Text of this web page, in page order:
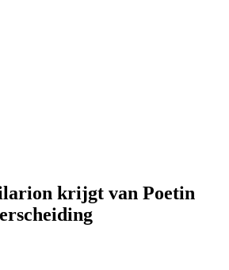
krijgt van Poetin